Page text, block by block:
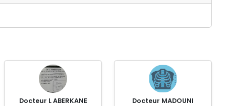
Docteur L ABERKANE
Docteur MADOUNI